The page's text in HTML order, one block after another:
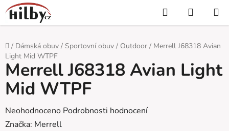
Přejít
na
obsah
Hledat
KOŠÍK
Domů
/ Dámská obuv / Sportovní obuv / Outdoor / Merrell J68318 Avian
Light Mid WTPF
Merrell J68318 Avian Light
Mid WTPF
Průměrné
hodnocení
Neohodnoceno Podrobnosti hodnocení
Značka: Merrell